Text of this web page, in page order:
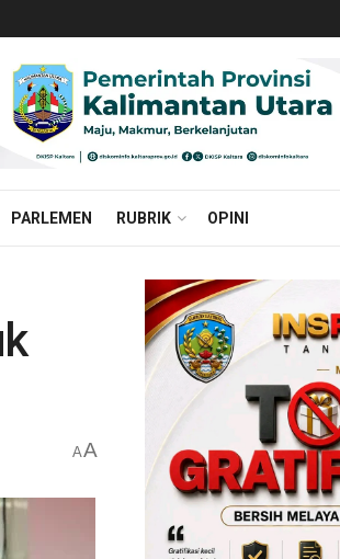
PARLEMEN RUBRIK OPINI
AA